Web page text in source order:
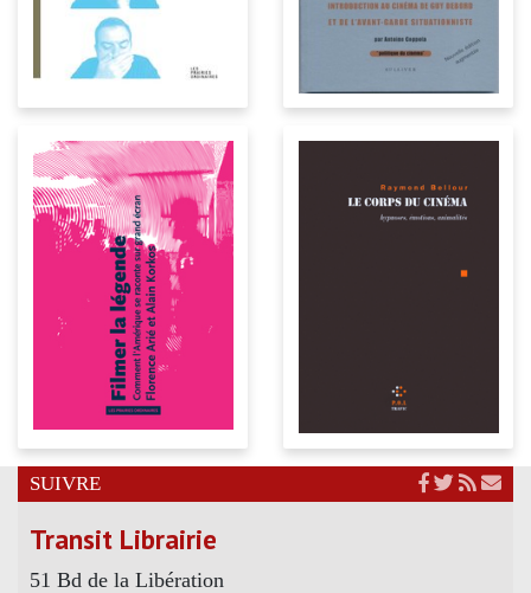
SUIVRE
Transit Librairie
51 Bd de la Libération